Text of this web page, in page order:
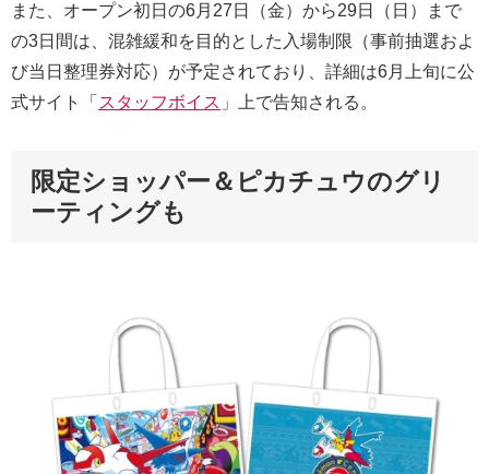
また、オープン初日の6月27日（金）から29日（日）まで
の3日間は、混雑緩和を目的とした入場制限（事前抽選およ
び当日整理券対応）が予定されており、詳細は6月上旬に公
式サイト「 スタッフボイス 」上で告知される。
限定ショッパー＆ピカチュウのグリ
ーティングも